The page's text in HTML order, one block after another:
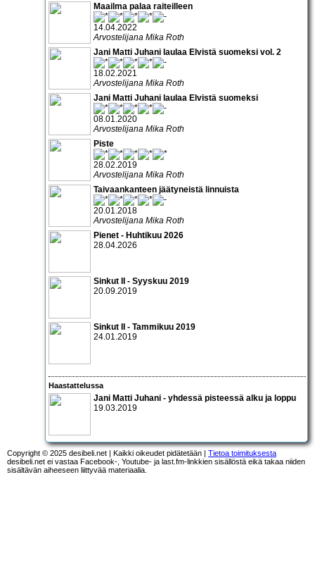
Maailma palaa raiteilleen
14.04.2022
Arvostelijana Mika Roth
Jani Matti Juhani laulaa Elvistä suomeksi vol. 2
18.02.2021
Arvostelijana Mika Roth
Jani Matti Juhani laulaa Elvistä suomeksi
08.01.2020
Arvostelijana Mika Roth
Piste
28.02.2019
Arvostelijana Mika Roth
Taivaankanteen jäätyneistä linnuista
20.01.2018
Arvostelijana Mika Roth
Pienet - Huhtikuu 2026
28.04.2026
Sinkut II - Syyskuu 2019
20.09.2019
Sinkut II - Tammikuu 2019
24.01.2019
Haastattelussa
Jani Matti Juhani - yhdessä pisteessä alku ja loppu
19.03.2019
Copyright © 2025 desibeli.net | Kaikki oikeudet pidätetään | Tietoa toimituksesta
desibeli.net ei vastaa Facebook-, Youtube- ja last.fm-linkkien sisällöstä eikä takaa niiden
sisältävän aiheeseen liittyvää materiaalia.